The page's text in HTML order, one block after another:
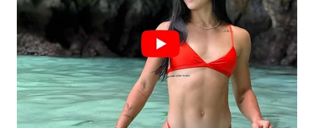
WN
TANGERANG
WN
BINJAI
WN
CIREBON